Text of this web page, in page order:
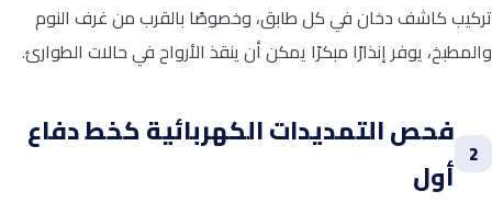
تركيب كاشف دخان في كل طابق، وخصوصًا بالقرب من غرف النوم
والمطبخ، يوفر إنذارًا مبكرًا يمكن أن ينقذ الأرواح في حالات الطوارئ.
2 فحص التمديدات الكهربائية كخط دفاع
أول